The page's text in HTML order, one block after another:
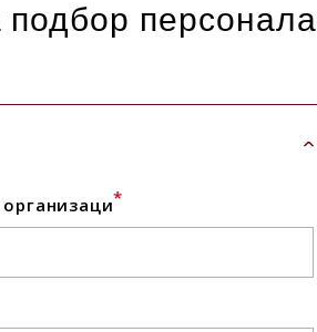
подбор персонала
*